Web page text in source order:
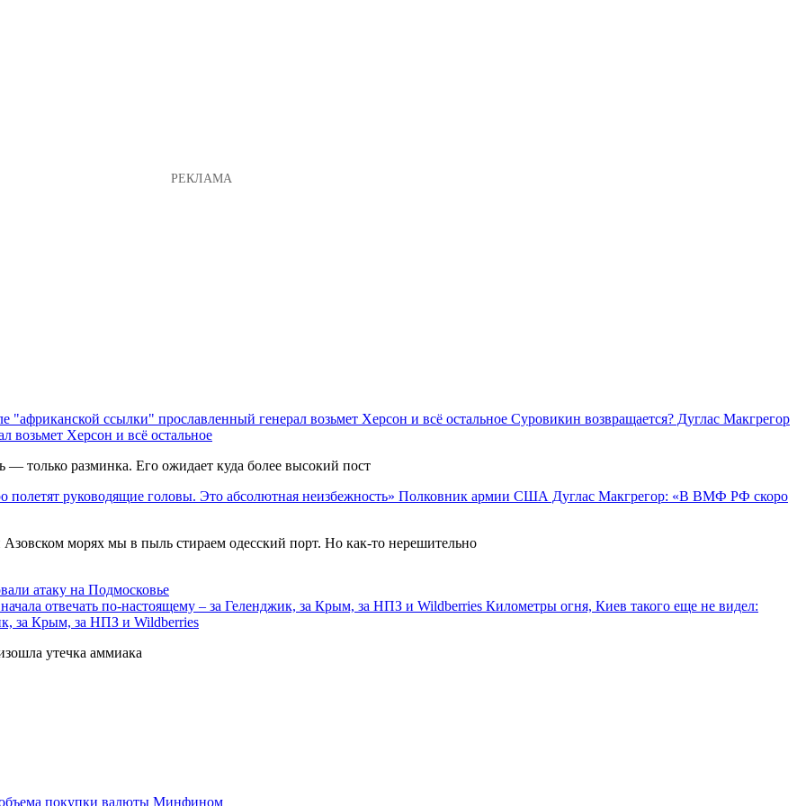
Суровикин возвращается? Дуглас Макгрегор
возьмет Херсон и всё остальное
только разминка. Его ожидает куда более высокий пост
Полковник армии США Дуглас Макгрегор: «В ВМФ РФ скоро
морях мы в пыль стираем одесский порт. Но как-то нерешительно
атаку на Подмосковье
Километры огня, Киев такого еще не видел:
за Крым, за НПЗ и Wildberries
утечка аммиака
объема покупки валюты Минфином